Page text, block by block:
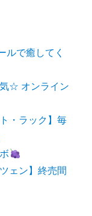
で癒してく
気☆ オンライン
・ラック】毎
ェン】終売間